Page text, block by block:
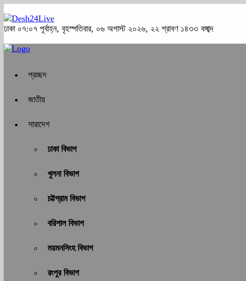
ঢাকা ০৭:০৭ পূর্বাহ্ন, বৃহস্পতিবার, ০৬ অগাস্ট ২০২৬, ২২ শ্রাবণ ১৪৩৩ বঙ্গাব্দ
প্রচ্ছদ
জাতীয়
সারাদেশ
ঢাকা বিভাগ
খুলনা বিভাগ
চট্টগ্রাম বিভাগ
বরিশাল বিভাগ
ময়মনসিংহ বিভাগ
রংপুর বিভাগ